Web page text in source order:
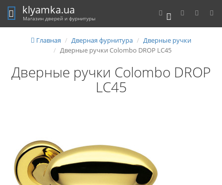
0
klyamka.ua
Магазин дверей и фурнитуры
Главная Дверная фурнитура
Дверные ручки
Дверные ручки Colombo DROP LC45
Дверные ручки Colombo DROP
LC45